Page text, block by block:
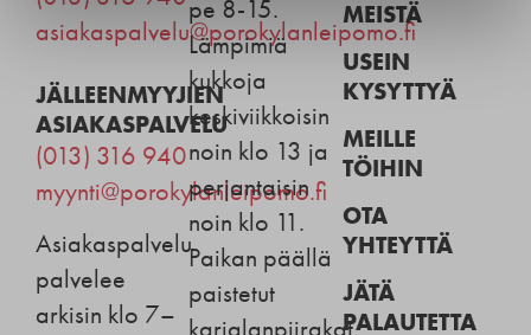
asiakaspalvelu@porokylanleipomo.fi
JÄLLEENMYYJIEN
ASIAKASPALVELU
(013) 316 940
myynti@porokylanleipomo.fi
Asiakaspalvelu
palvelee
arkisin klo 7–
pe 8-15.
Lämpimiä
kukkoja
keskiviikkoisin
noin klo 13 ja
perjantaisin
noin klo 11.
Paikan päällä
paistetut
MEISTÄ
USEIN
KYSYTTYÄ
MEILLE
TÖIHIN
OTA
YHTEYTTÄ
JÄTÄ
PALAUTETTA